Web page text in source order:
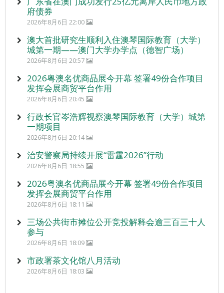
府债券
2026年8月6日 22:00
澳大首批研究生顺利入住澳琴国际教育（大学）
城第一期——澳门大学办学点（德智广场）
2026年8月6日 20:57
2026粤澳名优商品展今开幕 签署49份合作项目
发挥会展商贸平台作用
2026年8月6日 20:45
行政长官岑浩辉视察澳琴国际教育（大学）城第
一期项目
2026年8月6日 20:14
治安警察局持续开展“雷霆2026”行动
2026年8月6日 18:55
2026粤澳名优商品展今开幕 签署49份合作项目
发挥会展商贸平台作用
2026年8月6日 18:11
三场公共街市摊位公开竞投解释会逾三百三十人
参与
2026年8月6日 18:09
市政署茶文化馆八月活动
2026年8月6日 18:03